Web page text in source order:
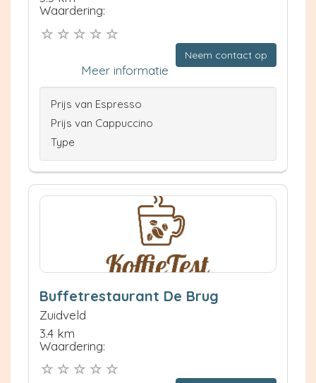
Waardering:
Neem contact op
Meer informatie
Prijs van Espresso
Prijs van Cappuccino
Type
Buffetrestaurant De Brug
Zuidveld
3.4 km
Waardering: